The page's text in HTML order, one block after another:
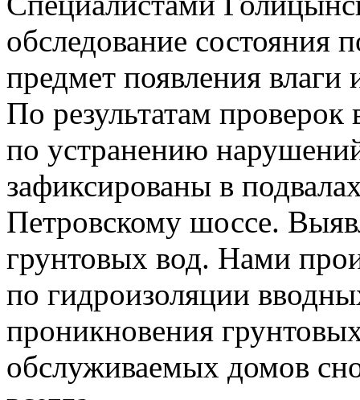
обследование состояния
предмет появления влаги
По результатам
по устранению
зафиксированы в
Петровскому шоссе.
грунтовых вод. Нами
по гидроизоляции
проникновения
обслуживаемых домов